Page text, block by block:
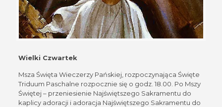
Wielki Czwartek
Msza Święta Wieczerzy Pańskiej, rozpoczynająca Święte
Triduum Paschalne rozpocznie się o godz. 18.00. Po Mszy
Świętej – przeniesienie Najświętszego Sakramentu do
kaplicy adoracji i adoracja Najświętszego Sakramentu do